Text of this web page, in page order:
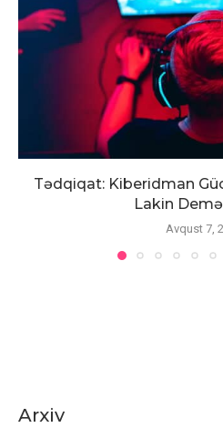
Tədqiqat: Kiberidman
Lakin
Avqust 7,
Arxiv